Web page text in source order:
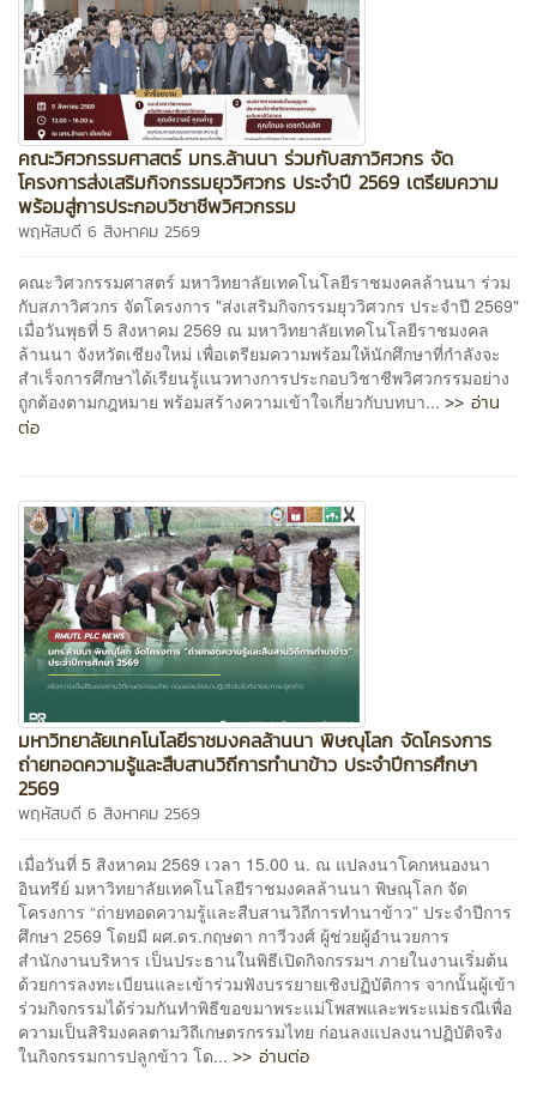
คณะวิศวกรรมศาสตร์ มทร.ล้านนา ร่วมกับสภาวิศวกร จัด
โครงการส่งเสริมกิจกรรมยุววิศวกร ประจำปี 2569 เตรียมความ
พร้อมสู่การประกอบวิชาชีพวิศวกรรม
พฤหัสบดี 6 สิงหาคม 2569
คณะวิศวกรรมศาสตร์ มหาวิทยาลัยเทคโนโลยีราชมงคลล้านนา ร่วม
กับสภาวิศวกร จัดโครงการ "ส่งเสริมกิจกรรมยุววิศวกร ประจำปี 2569"
เมื่อวันพุธที่ 5 สิงหาคม 2569 ณ มหาวิทยาลัยเทคโนโลยีราชมงคล
ล้านนา จังหวัดเชียงใหม่ เพื่อเตรียมความพร้อมให้นักศึกษาที่กำลังจะ
สำเร็จการศึกษาได้เรียนรู้แนวทางการประกอบวิชาชีพวิศวกรรมอย่าง
ถูกต้องตามกฎหมาย พร้อมสร้างความเข้าใจเกี่ยวกับบทบา... >> อ่าน
ต่อ
มหาวิทยาลัยเทคโนโลยีราชมงคลล้านนา พิษณุโลก จัดโครงการ
ถ่ายทอดความรู้และสืบสานวิถีการทำนาข้าว ประจำปีการศึกษา
2569
พฤหัสบดี 6 สิงหาคม 2569
เมื่อวันที่ 5 สิงหาคม 2569 เวลา 15.00 น. ณ แปลงนาโคกหนองนา
อินทรีย์ มหาวิทยาลัยเทคโนโลยีราชมงคลล้านนา พิษณุโลก จัด
โครงการ “ถ่ายทอดความรู้และสืบสานวิถีการทำนาข้าว” ประจำปีการ
ศึกษา 2569 โดยมี ผศ.ดร.กฤษดา กาวีวงศ์ ผู้ช่วยผู้อำนวยการ
สำนักงานบริหาร เป็นประธานในพิธีเปิดกิจกรรมฯ ภายในงานเริ่มต้น
ด้วยการลงทะเบียนและเข้าร่วมฟังบรรยายเชิงปฏิบัติการ จากนั้นผู้เข้า
ร่วมกิจกรรมได้ร่วมกันทำพิธีขอขมาพระแม่โพสพและพระแม่ธรณีเพื่อ
ความเป็นสิริมงคลตามวิถีเกษตรกรรมไทย ก่อนลงแปลงนาปฏิบัติจริง
ในกิจกรรมการปลูกข้าว โด... >> อ่านต่อ